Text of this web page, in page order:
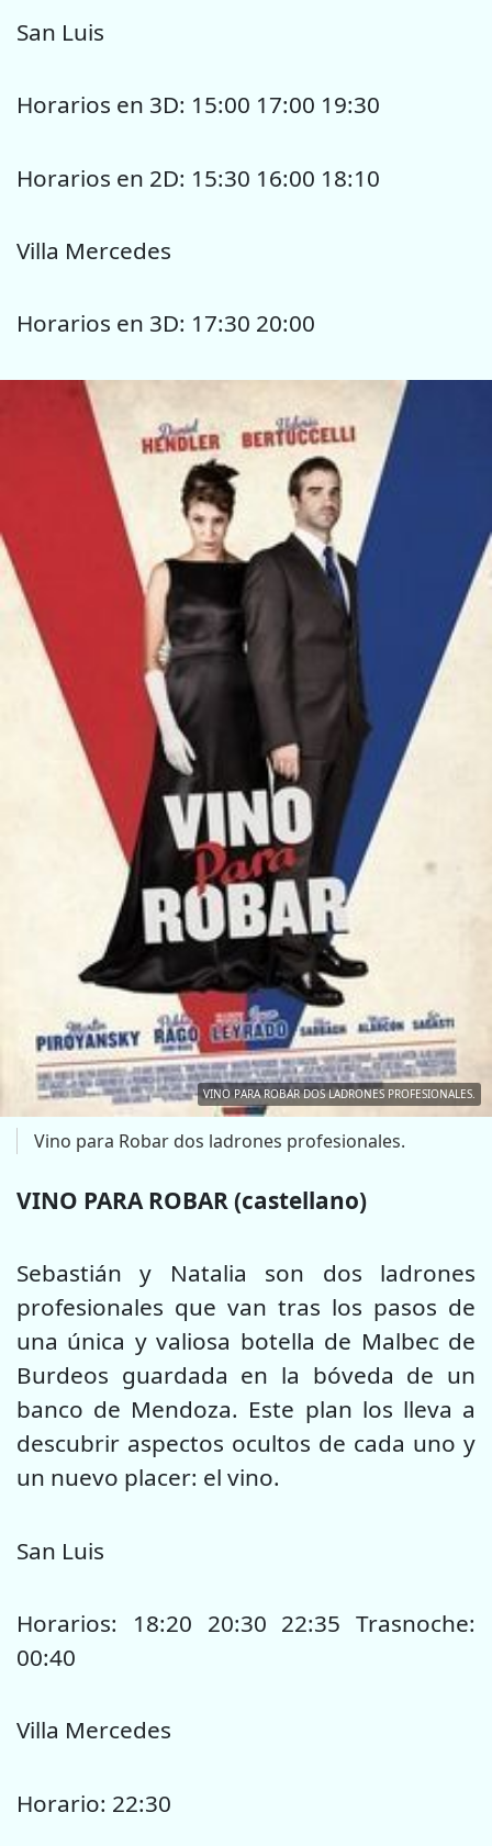
San Luis
Horarios en 3D: 15:00 17:00 19:30
Horarios en 2D: 15:30 16:00 18:10
Villa Mercedes
Horarios en 3D: 17:30 20:00
VINO PARA ROBAR DOS LADRONES PROFESIONALES.
Vino para Robar dos ladrones profesionales.
VINO PARA ROBAR (castellano)
Sebastián y Natalia son dos ladrones
profesionales que van tras los pasos de
una única y valiosa botella de Malbec de
Burdeos guardada en la bóveda de un
banco de Mendoza. Este plan los lleva a
descubrir aspectos ocultos de cada uno y
un nuevo placer: el vino.
San Luis
Horarios: 18:20 20:30 22:35 Trasnoche:
00:40
Villa Mercedes
Horario: 22:30